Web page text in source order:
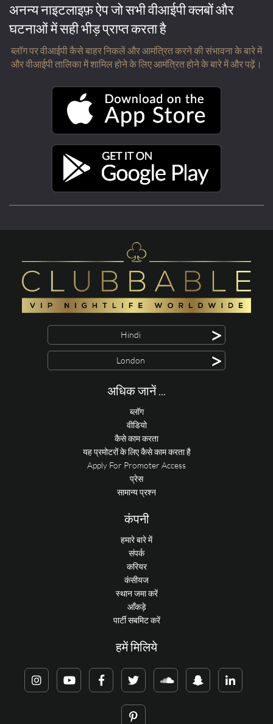
अनन्य नाइटलाइफ़ ऐप जो सभी वीआईपी क्लबों और
घटनाओं में सही भीड़ प्राप्त करता है
ब्लॉग पर वीआईपी कैसे बाहर निकलें और आमंत्रित करने की संभावना के बारे में
और वीआईपी तालिका में शामिल होने के लिए आमंत्रित होने के बारे में और पढ़ें।
Hindi >
London >
अधिक जानें ...
ब्लॉग
वीडियो
कैसे काम करता
यह प्रमोटरों के लिए कैसे काम करता है
Apply For Promoter Access
प्रेस
सामान्य प्रश्न
कंपनी
हमारे बारे में
संपर्क
करियर
कंसीयज
स्थान जमा करें
आँकड़े
पार्टी सबमिट करें
हमें मिलिये